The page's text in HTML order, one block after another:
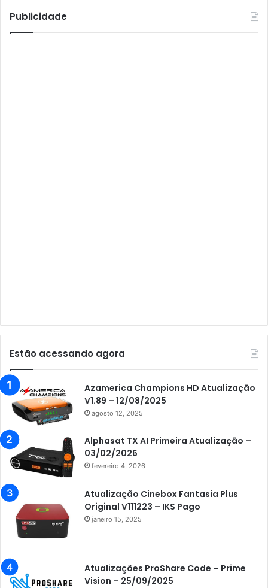
Atto
AttoNet
Audisat K10 Urus
Audisat K30 Aventador
Azamerica
Azamerica Beats
Azamerica Champions
Azamerica Champions IPTV
Azamerica Extremo IPTV
Azamerica F92 Plus
Azamerica Gold
Azamerica i7 IPTV
Publicidade
Estão acessando agora
Azamerica Champions HD Atualização
V1.89 – 12/08/2025
agosto 12, 2025
Alphasat TX AI Primeira Atualização –
03/02/2026
fevereiro 4, 2026
Atualização Cinebox Fantasia Plus
Original V111223 – IKS Pago
janeiro 15, 2025
Atualizações ProShare Code – Prime
Vision – 25/09/2025